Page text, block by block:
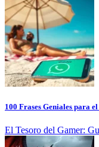
100 Frases Geniales para
El Tesoro del Gamer: